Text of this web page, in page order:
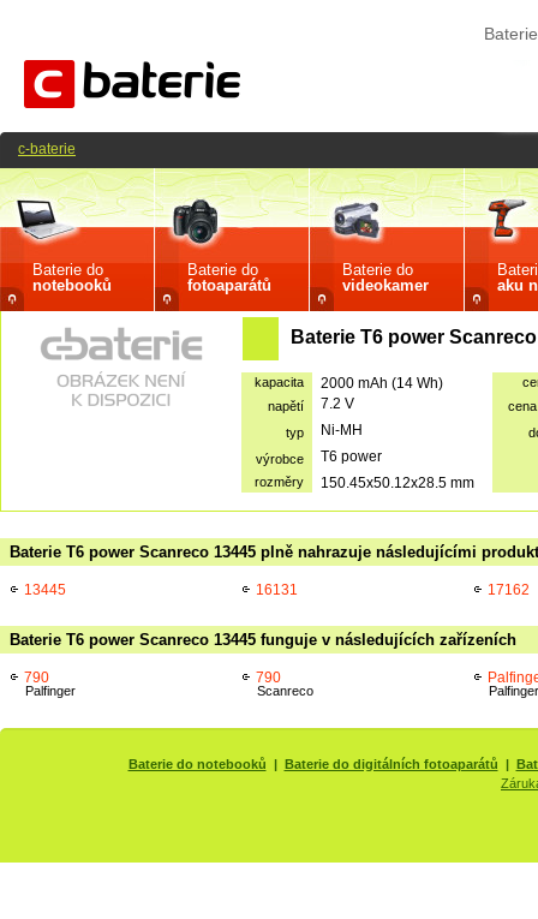
Baterie do
notebooků
Baterie do
fotoaparátů
Baterie do
videokamer
aku
Baterie T6 power
kapacita 2000 mAh (14 Wh)
napětí
7.2 V
typ
Ni-MH
výrobce
T6 power
rozměry 150.45x50.12x28.5 mm
Baterie T6 power Scanreco 13445 plně nahrazuje následujícími
13445 16131 17162
Baterie T6 power Scanreco 13445 funguje v následujících zařízeních
790
Palfinger
790
Scanreco Palfinger
c-baterie
Baterie do notebooků | Baterie do digitálních fotoaparátů |